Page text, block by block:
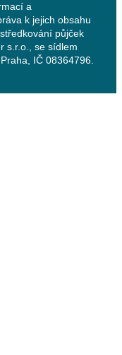
a
k jejich obsahu
půjček
s.r.o., se sídlem
IČ 08364796.